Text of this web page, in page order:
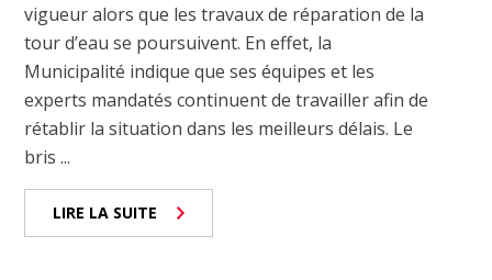
vigueur alors que les travaux de réparation de la
tour d’eau se poursuivent. En effet, la
Municipalité indique que ses équipes et les
experts mandatés continuent de travailler afin de
rétablir la situation dans les meilleurs délais. Le
bris ...
LIRE LA SUITE